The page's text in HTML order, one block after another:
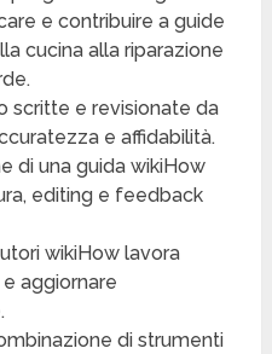
e contribuire a guide
cucina alla riparazione
scritte e revisionate da
e affidabilità.
di una guida wikiHow
editing e feedback
wikiHow lavora
aggiornare
di strumenti